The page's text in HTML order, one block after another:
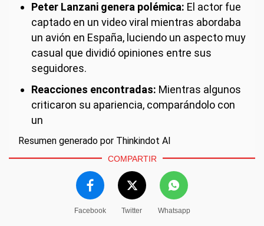
Peter Lanzani genera polémica: El actor fue
captado en un video viral mientras abordaba
un avión en España, luciendo un aspecto muy
casual que dividió opiniones entre sus
seguidores.
Reacciones encontradas: Mientras algunos
criticaron su apariencia, comparándolo con
un
Resumen generado por Thinkindot AI
COMPARTIR
Facebook Twitter Whatsapp